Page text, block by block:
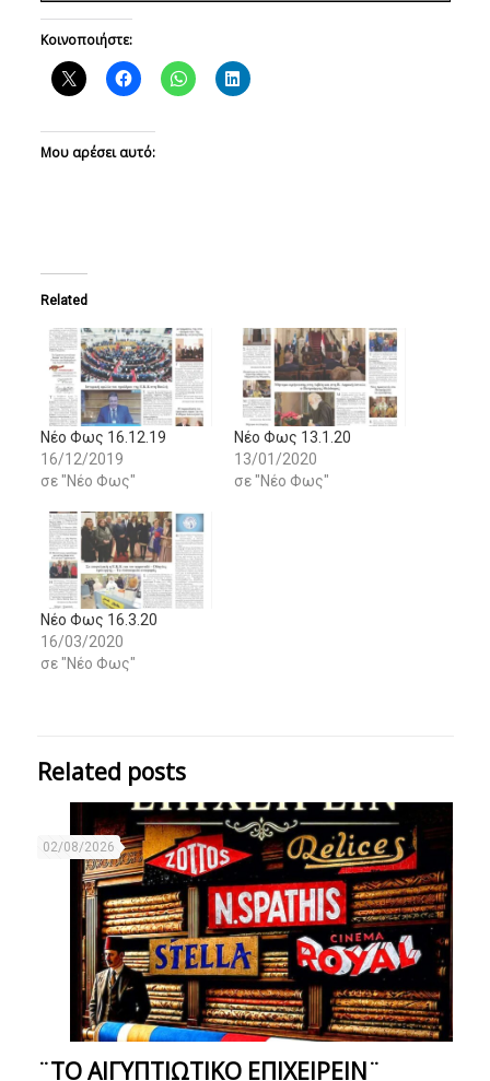
Κοινοποιήστε:
Μου αρέσει αυτό:
Related
Νέο Φως 16.12.19
16/12/2019
σε "Νέο Φως"
Νέο Φως 13.1.20
13/01/2020
σε "Νέο Φως"
Νέο Φως 16.3.20
16/03/2020
σε "Νέο Φως"
Related posts
02/08/2026
¨ΤΟ ΑΙΓΥΠΤΙΩΤΙΚΟ ΕΠΙΧΕΙΡΕΙΝ¨